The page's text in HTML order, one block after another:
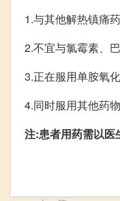
1.与其他解热镇痛
2.不宜与氯霉素、
3.正在服用单胺氧
4.同时服用其他药
注:患者用药需以医